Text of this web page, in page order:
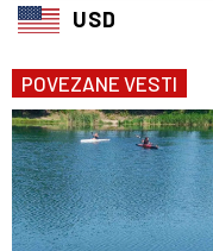
USD
POVEZANE VESTI